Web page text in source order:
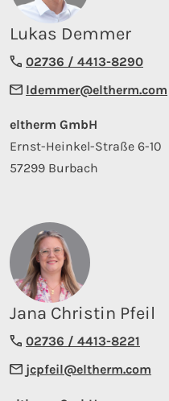
Lukas Demmer
02736 / 4413-8290
ldemmer@eltherm.com
eltherm GmbH
Ernst-Heinkel-Straße 6-10
57299 Burbach
Jana Christin Pfeil
02736 / 4413-8221
jcpfeil@eltherm.com